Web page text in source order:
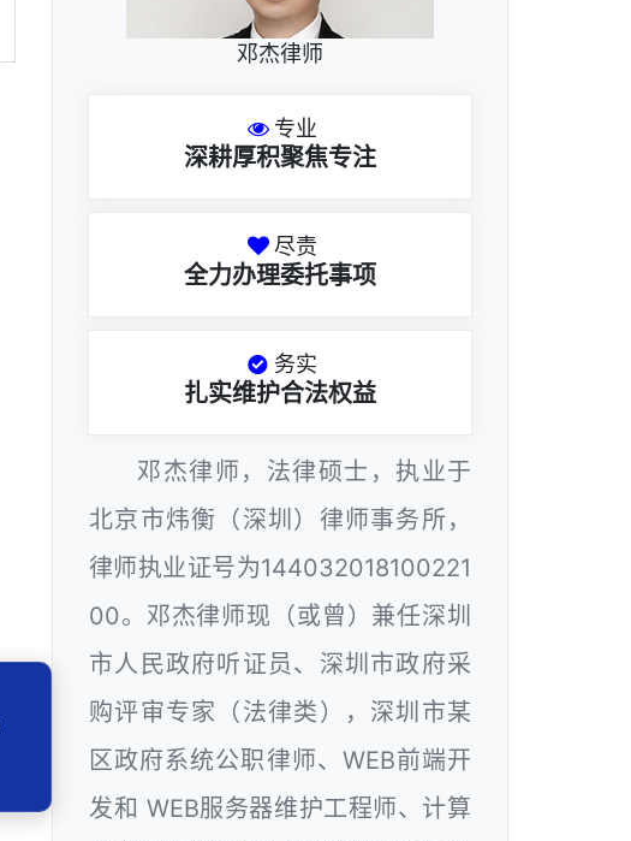
邓杰律师
专业
深耕厚积聚焦专注
尽责
全力办理委托事项
务实
扎实维护合法权益
邓杰律师，法律硕士，执业于
北京市炜衡（深圳）律师事务所，
律师执业证号为144032018100221
00。邓杰律师现（或曾）兼任深圳
市人民政府听证员、深圳市政府采
购评审专家（法律类），深圳市某
区政府系统公职律师、WEB前端开
发和 WEB服务器维护工程师、计算